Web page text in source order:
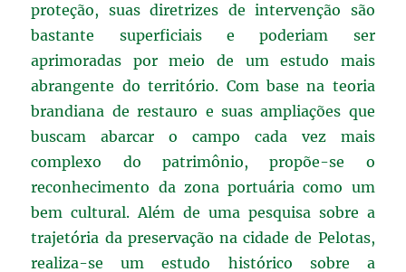
proteção, suas diretrizes de intervenção são
bastante superficiais e poderiam ser
aprimoradas por meio de um estudo mais
abrangente do território. Com base na teoria
brandiana de restauro e suas ampliações que
buscam abarcar o campo cada vez mais
complexo do patrimônio, propõe-se o
reconhecimento da zona portuária como um
bem cultural. Além de uma pesquisa sobre a
trajetória da preservação na cidade de Pelotas,
realiza-se um estudo histórico sobre a